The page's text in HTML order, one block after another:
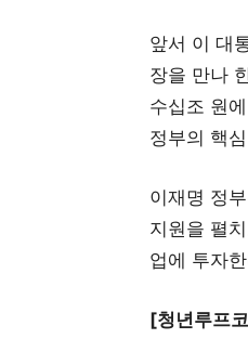
앞서 이 대
장을 만나
수십조 원
정부의 핵
이재명 정
지원을 펼
업에 투자
[청년루프